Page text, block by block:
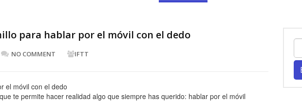
para hablar por el móvil con el dedo
NO COMMENT IFTT
el móvil con el dedo
te permite hacer realidad algo que siempre has querido: hablar por el móvil